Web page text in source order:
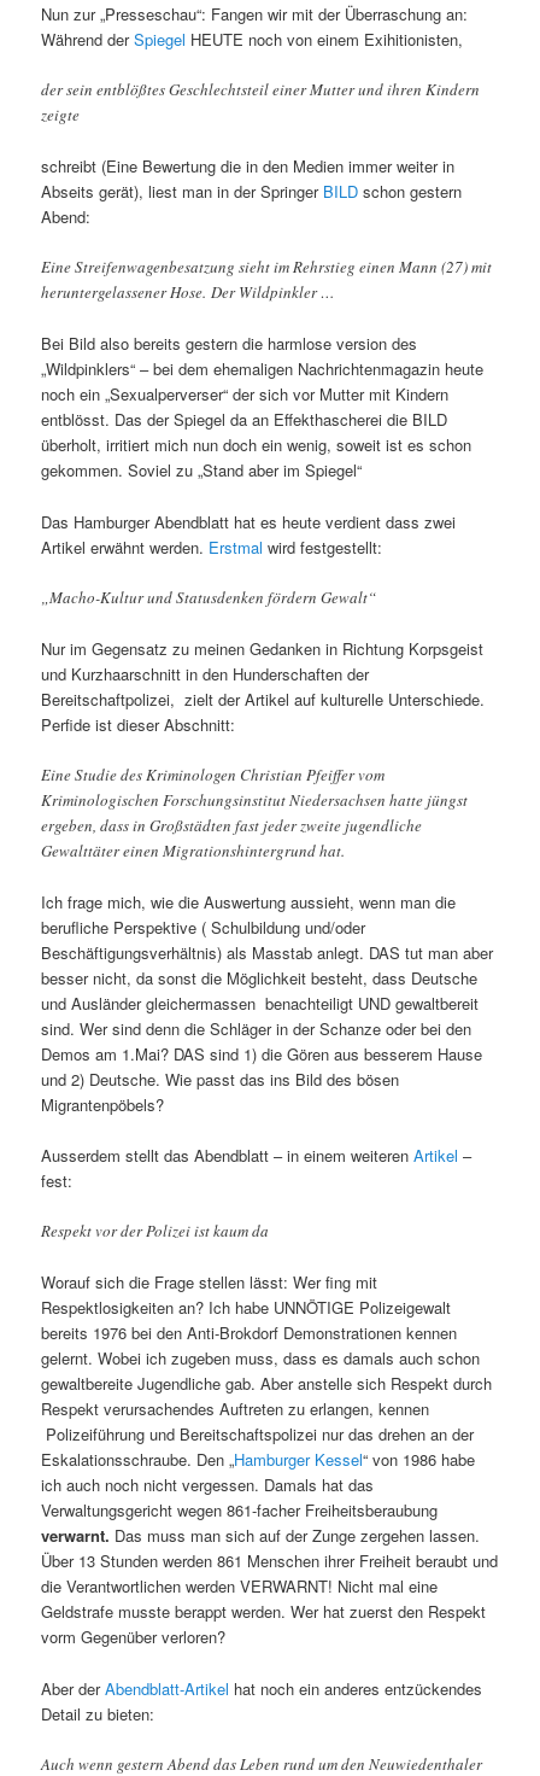
Nun zur „Presseschau“: Fangen wir mit der Überraschung an:
Während derSpiegel HEUTE noch von einem Exihitionisten,
der sein entblößtes Geschlechtsteil einer Mutter und ihren Kindern
zeigte
schreibt (Eine Bewertung die in den Medien immer weiter in
Abseits gerät), liest man in der Springer BILDschon gestern
Abend:
Eine Streifenwagenbesatzung sieht im Rehrstieg einen Mann (27) mit
heruntergelassener Hose. Der Wildpinkler …
Bei Bild also bereits gestern die harmlose version des
„Wildpinklers“ – bei dem ehemaligen Nachrichtenmagazin heute
noch ein „Sexualperverser“ der sich vor Mutter mit Kindern
entblösst. Das der Spiegel da an Effekthascherei die BILD
überholt, irritiert mich nun doch ein wenig, soweit ist es schon
gekommen. Soviel zu „Stand aber im Spiegel“
Das Hamburger Abendblatt hat es heute verdient dass zwei
Artikel erwähnt werden. Erstmalwird festgestellt:
„Macho-Kultur und Statusdenken fördern Gewalt“
Nur im Gegensatz zu meinen Gedanken in Richtung Korpsgeist
und Kurzhaarschnitt in den Hunderschaften der
Bereitschaftpolizei, zielt der Artikel auf kulturelle Unterschiede.
Perfide ist dieser Abschnitt:
Eine Studie des Kriminologen Christian Pfeiffer vom
Kriminologischen Forschungsinstitut Niedersachsen hatte jüngst
ergeben, dass in Großstädten fast jeder zweite jugendliche
Gewalttäter einen Migrationshintergrund hat.
Ich frage mich, wie die Auswertung aussieht, wenn man die
berufliche Perspektive ( Schulbildung und/oder
Beschäftigungsverhältnis) als Masstab anlegt. DAS tut man aber
besser nicht, da sonst die Möglichkeit besteht, dass Deutsche
und Ausländer gleichermassen benachteiligt UND gewaltbereit
sind. Wer sind denn die Schläger in der Schanze oder bei den
Demos am 1.Mai? DAS sind 1) die Gören aus besserem Hause
und 2) Deutsche. Wie passt das ins Bild des bösen
Migrantenpöbels?
Ausserdem stellt das Abendblatt – in einem weiterenArtikel–
fest:
Respekt vor der Polizei ist kaum da
Worauf sich die Frage stellen lässt: Wer fing mit
Respektlosigkeiten an? Ich habe UNNÖTIGE Polizeigewalt
bereits 1976 bei den Anti-Brokdorf Demonstrationen kennen
gelernt. Wobei ich zugeben muss, dass es damals auch schon
gewaltbereite Jugendliche gab. Aber anstelle sich Respekt durch
Respekt verursachendes Auftreten zu erlangen, kennen
Polizeiführung und Bereitschaftspolizei nur das drehen an der
Eskalationsschraube. Den „Hamburger Kessel“ von 1986 habe
ich auch noch nicht vergessen. Damals hat das
Verwaltungsgericht wegen 861-facher Freiheitsberaubung
verwarnt. Das muss man sich auf der Zunge zergehen lassen.
Über 13 Stunden werden 861 Menschen ihrer Freiheit beraubt und
die Verantwortlichen werden VERWARNT! Nicht mal eine
Geldstrafe musste berappt werden. Wer hat zuerst den Respekt
vorm Gegenüber verloren?
Aber derAbendblatt-Artikel hat noch ein anderes entzückendes
Detail zu bieten:
Auch wenn gestern Abend das Leben rund um den Neuwiedenthaler